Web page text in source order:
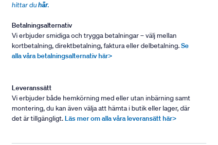
hittar duhär.
Betalningsalternativ
Vi erbjuder smidiga och trygga betalningar – välj mellan
kortbetalning, direktbetalning, faktura eller delbetalning.Se
alla våra betalningsalternativ här>
Leveranssätt
Vi erbjuder både hemkörning med eller utan inbärning samt
montering, du kan även välja att hämta i butik eller lager, där
det är tillgängligt. Läs mer om alla våra leveransätt här>